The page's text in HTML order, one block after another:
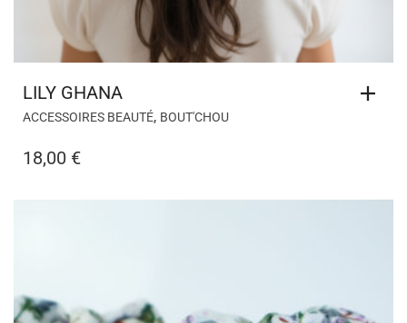
LILY GHANA
ACCESSOIRES BEAUTÉ, BOUT'CHOU
18,00 €